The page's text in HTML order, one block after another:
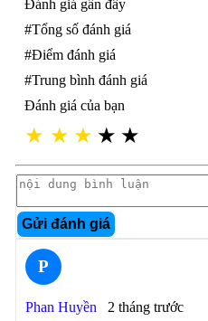
Đánh giá gần đây
#Tổng số đánh giá
#Điểm đánh giá
#Trung bình đánh giá
Đánh giá của bạn
★ ★ ★ ★ ★
Gửi đánh giá
P
Phan Huyền 2 tháng trước